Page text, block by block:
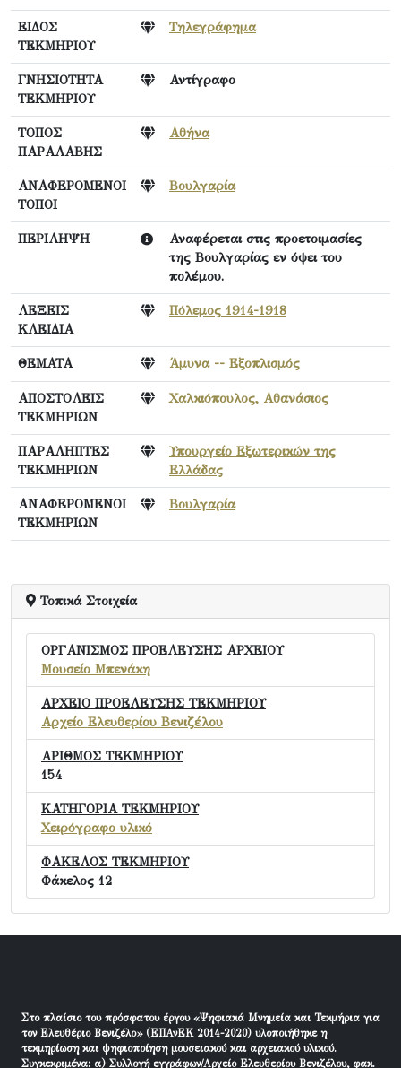
ΕΙΔΟΣ
ΤΕΚΜΗΡΙΟΥ
Τηλεγράφημα
ΓΝΗΣΙΟΤΗΤΑ
ΤΕΚΜΗΡΙΟΥ
Αντίγραφο
ΤΟΠΟΣ
ΠΑΡΑΛΑΒΗΣ
Αθήνα
ΑΝΑΦΕΡΟΜΕΝΟΙ
ΤΟΠΟΙ
Βουλγαρία
ΠΕΡΙΛΗΨΗ
Αναφέρεται στις προετοιμασίες
της Βουλγαρίας εν όψει του
πολέμου.
ΛΕΞΕΙΣ
ΚΛΕΙΔΙΑ
Πόλεμος 1914-1918
ΘΕΜΑΤΑ Άμυνα -- Εξοπλισμός
ΑΠΟΣΤΟΛΕΙΣ
ΤΕΚΜΗΡΙΩΝ
Χαλκιόπουλος, Αθανάσιος
ΠΑΡΑΛΗΠΤΕΣ
ΤΕΚΜΗΡΙΩΝ
Υπουργείο Εξωτερικών της
Ελλάδας
ΑΝΑΦΕΡΟΜΕΝΟΙ
ΤΕΚΜΗΡΙΩΝ
Βουλγαρία
Τοπικά Στοιχεία
ΟΡΓΑΝΙΣΜΟΣ ΠΡΟΕΛΕΥΣΗΣ ΑΡΧΕΙΟΥ
Μουσείο Μπενάκη
ΑΡΧΕΙΟ ΠΡΟΕΛΕΥΣΗΣ ΤΕΚΜΗΡΙΟΥ
Αρχείο Ελευθερίου Βενιζέλου
ΑΡΙΘΜΟΣ ΤΕΚΜΗΡΙΟΥ
154
ΚΑΤΗΓΟΡΙΑ ΤΕΚΜΗΡΙΟΥ
Χειρόγραφο υλικό
ΦΑΚΕΛΟΣ ΤΕΚΜΗΡΙΟΥ
Φάκελος 12
Στο πλαίσιο του πρόσφατου έργου «Ψηφιακά Μνημεία και Τεκμήρια για
τον Ελευθέριο Βενιζέλο» (ΕΠΑνΕΚ 2014-2020) υλοποιήθηκε η
τεκμηρίωση και ψηφιοποίηση μουσειακού και αρχειακού υλικού.
Συγκεκριμένα: α) Συλλογή εγγράφων/Αρχείο Ελευθερίου Βενιζέλου, φακ.